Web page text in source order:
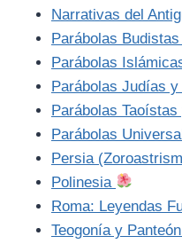
Narrativas del
Parábolas
Parábolas
Parábolas Judías
Parábolas
Parábolas
Persia
Polinesia
Roma: Leyendas
Teogonía y